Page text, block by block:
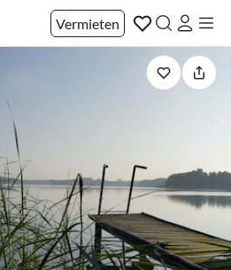
Vermieten